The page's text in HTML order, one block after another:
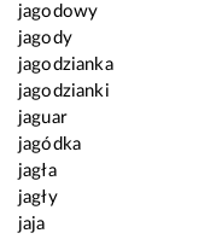
jagodowy
jagody
jagodzianka
jagodzianki
jaguar
jagódka
jagła
jagły
jaja